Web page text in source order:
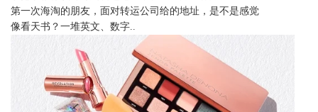
第一次海淘的朋友，面对转运公司给的地址，是不是感觉
像看天书？一堆英文、数字..